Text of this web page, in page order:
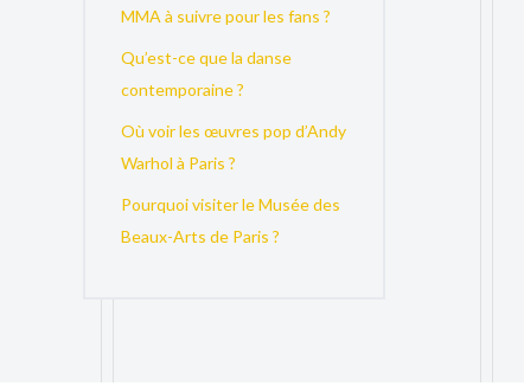
MMA à suivre pour les fans ?
Qu’est-ce que la danse
contemporaine ?
Où voir les œuvres pop d’Andy
Warhol à Paris ?
Pourquoi visiter le Musée des
Beaux-Arts de Paris ?